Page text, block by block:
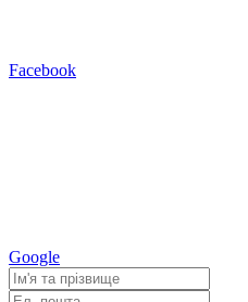
Facebook
Google